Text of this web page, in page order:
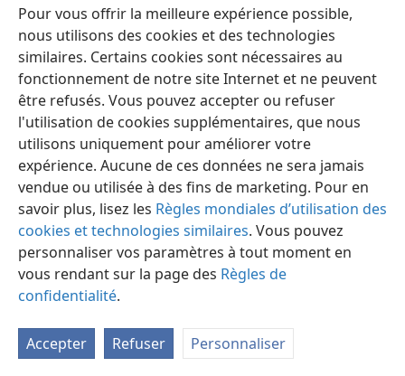
Pour vous offrir la meilleure expérience possible,
nous utilisons des cookies et des technologies
similaires. Certains cookies sont nécessaires au
fonctionnement de notre site Internet et ne peuvent
être refusés. Vous pouvez accepter ou refuser
l'utilisation de cookies supplémentaires, que nous
utilisons uniquement pour améliorer votre
expérience. Aucune de ces données ne sera jamais
vendue ou utilisée à des fins de marketing. Pour en
savoir plus, lisez les Règles mondiales d’utilisation des
cookies et technologies similaires. Vous pouvez
personnaliser vos paramètres à tout moment en
vous rendant sur la page des Règles de
confidentialité.
Accepter Refuser Personnaliser
Français Partager Préférences
Copyright © 2026 Watch Tower Bible and Tract Society of Pennsylvania
Conditions d’utilisation
Règles de confidentialité
Paramètres de confidentialité
JW.ORG Se connecter